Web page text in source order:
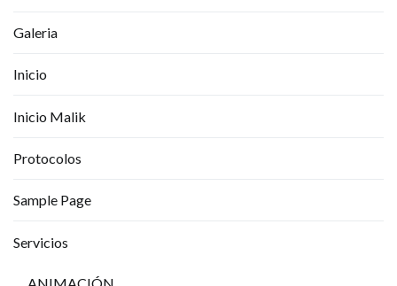
Galeria
Inicio
Inicio Malik
Protocolos
Sample Page
Servicios